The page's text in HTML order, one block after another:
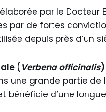
par le Docteur
par de fortes
depuis près d’un
( Verbena officinalis)
une grande partie de
bénéficie d’une